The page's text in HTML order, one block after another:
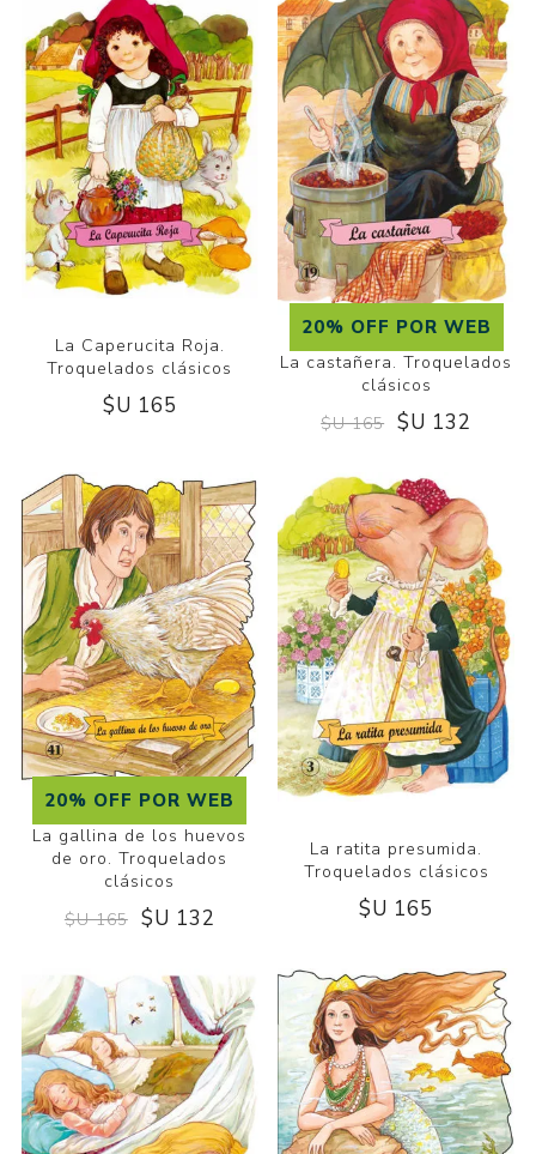
La Caperucita Roja.
Troquelados clásicos
$U 165
20% OFF POR WEB
La castañera. Troquelados
clásicos
$U 165 $U 132
20% OFF POR WEB
La gallina de los huevos
de oro. Troquelados
clásicos
$U 165 $U 132
La ratita presumida.
Troquelados clásicos
$U 165